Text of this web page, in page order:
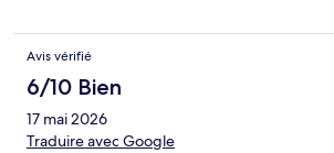
Avis vérifié
6/10 Bien
17 mai 2026
Traduire avec Google